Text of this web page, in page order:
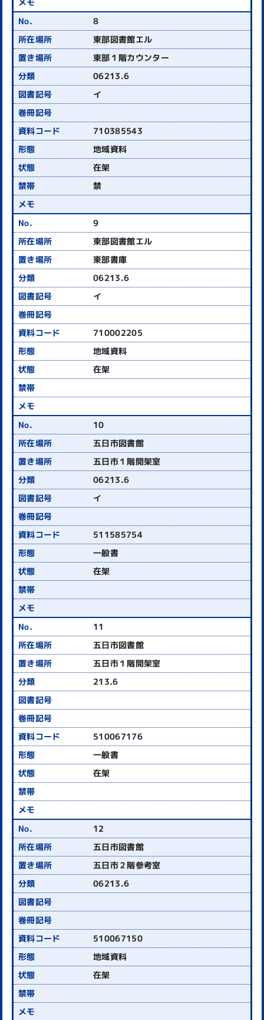
8
東部図書館エル
東部１階カウンター
06213.6
イ
710385543
地域資料
在架
禁
9
東部図書館エル
東部書庫
06213.6
イ
710002205
地域資料
在架
10
五日市図書館
五日市１階開架室
06213.6
イ
511585754
一般書
在架
11
五日市図書館
五日市１階開架室
213.6
510067176
一般書
在架
12
五日市図書館
五日市２階参考室
06213.6
510067150
地域資料
在架